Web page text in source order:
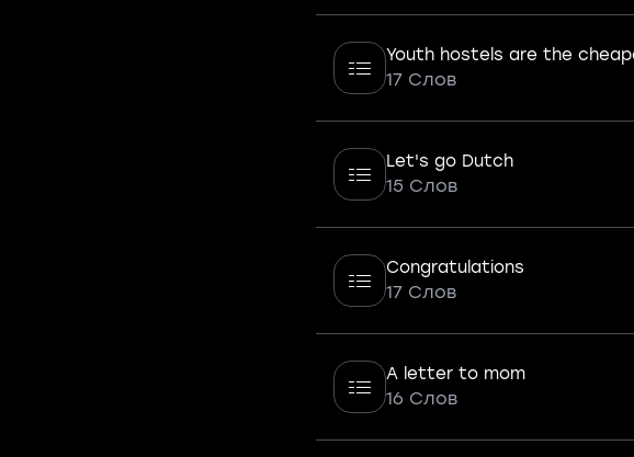
Youth hostels are the
17 Слов
Let's go Dutch
15 Слов
Congratulations
17 Слов
A letter to mom
16 Слов